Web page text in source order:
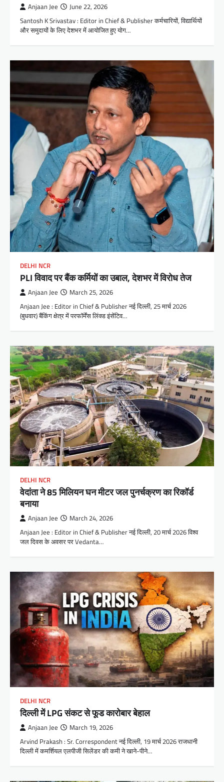
Anjaan Jee June 22, 2026
Santosh K Srivastav : Editor in Chief & Publisher कर्मचारियों, विद्यार्थियों
और समुदायों के लिए देशभर में आयोजित हुए योग…
DELHI NCR
PLI विवाद पर बैंक कर्मियों का उबाल, देशभर में विरोध तेज
Anjaan Jee March 25, 2026
Anjaan Jee : Editor in Chief & Publisher नई दिल्ली, 25 मार्च 2026
(बुधवार) बैंकिंग क्षेत्र में परफॉर्मेंस लिंक्ड इंसेंटिव…
DELHI NCR
वेदांता ने 85 मिलियन घन मीटर जल पुनर्चक्रण का रिकॉर्ड
बनाया
Anjaan Jee March 24, 2026
Anjaan Jee : Editor in Chief & Publisher नई दिल्ली, 20 मार्च 2026 विश्व
जल दिवस के अवसर पर Vedanta…
DELHI NCR
दिल्ली में LPG संकट से फूड कारोबार बेहाल
Anjaan Jee March 19, 2026
Arvind Prakash : Sr. Correspondent नई दिल्ली, 19 मार्च 2026 राजधानी
दिल्ली में कमर्शियल एलपीजी सिलेंडर की कमी ने खाने-पीने…